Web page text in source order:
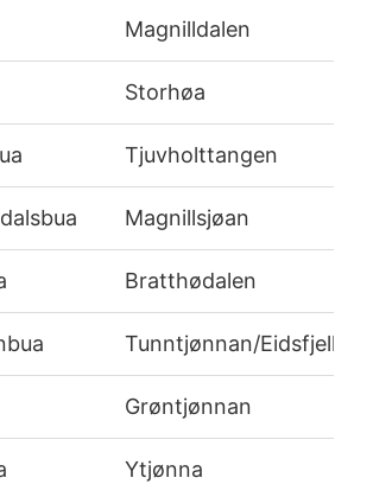
Magnilldalen
Storhøa
Tjuvholttangen
Magnillsjøan
Bratthødalen
Tunntjønnan/Eidsfjellet
Grøntjønnan
Ytjønna